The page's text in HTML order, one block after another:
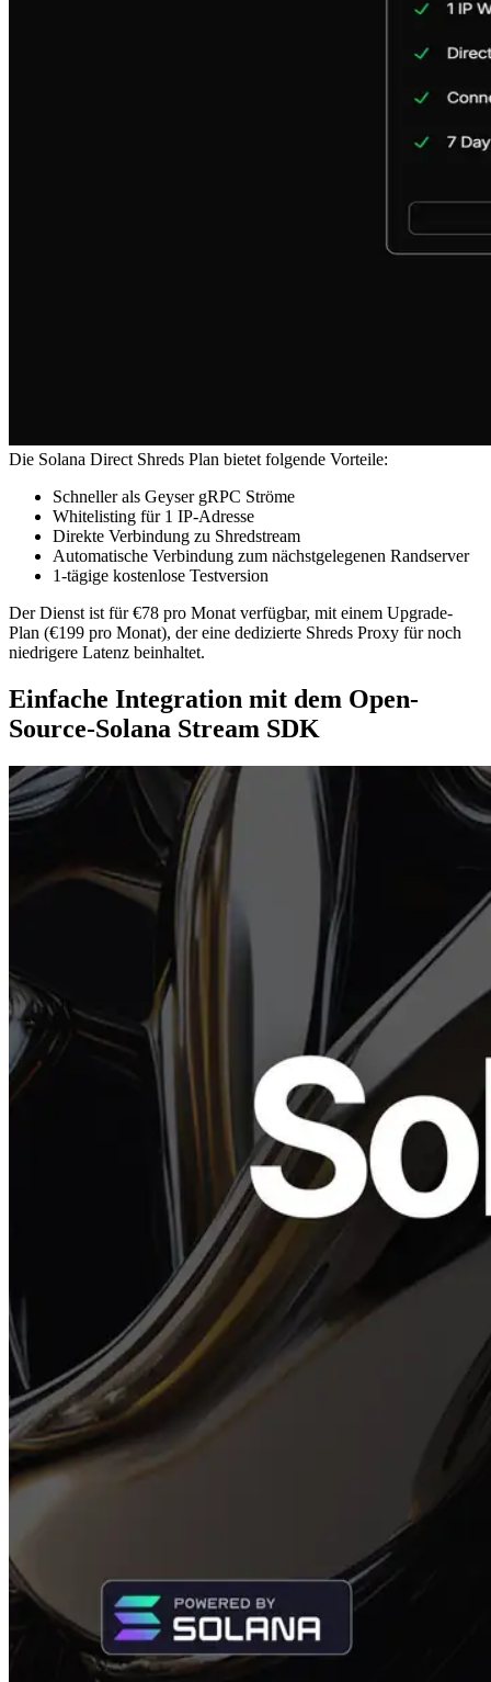
Die Solana Direct Shreds Plan bietet folgende Vorteile:
Schneller als Geyser gRPC Ströme
Whitelisting für 1 IP-Adresse
Direkte Verbindung zu Shredstream
Automatische Verbindung zum nächstgelegenen Randserver
1-tägige kostenlose Testversion
Der Dienst ist für €78 pro Monat verfügbar, mit einem Upgrade-
Plan (€199 pro Monat), der eine dedizierte Shreds Proxy für noch
niedrigere Latenz beinhaltet.
Einfache Integration mit dem Open-
Source-Solana Stream SDK